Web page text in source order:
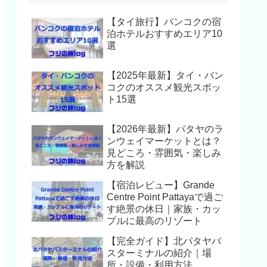
【タイ旅行】バンコクの宿
泊ホテルおすすめエリア10
選
【2025年最新】タイ・バン
コクのオススメ観光スポッ
ト15選
【2026年最新】パタヤのラ
ンウェイマーケットとは？
見どころ・雰囲気・楽しみ
方を解説
【宿泊レビュー】Grande
Centre Point Pattayaで過ご
す絶景の休日｜家族・カッ
プルに最高のリゾート
【完全ガイド】北パタヤバ
スターミナルの紹介｜場
所・設備・利用方法